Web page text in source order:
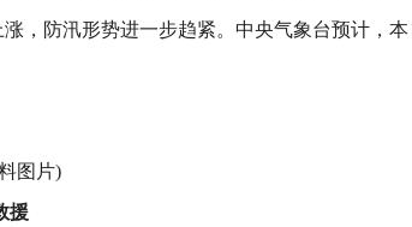
，防汛形势进一步趋紧。中央气象台预计，本
图片)
援